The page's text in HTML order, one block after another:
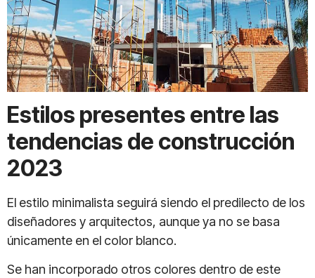
Estilos presentes entre las
tendencias de construcción
2023
El estilo minimalista seguirá siendo el predilecto de los
diseñadores y arquitectos, aunque ya no se basa
únicamente en el color blanco.
Se han incorporado otros colores dentro de este